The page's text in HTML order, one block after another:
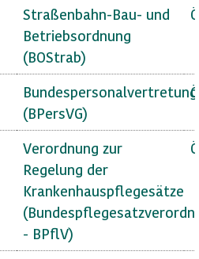
Straßenbahn-Bau- und
Betriebsordnung
(BOStrab)
(BPersVG)
Verordnung zur
Regelung der
Krankenhauspflegesätze
- BPflV)